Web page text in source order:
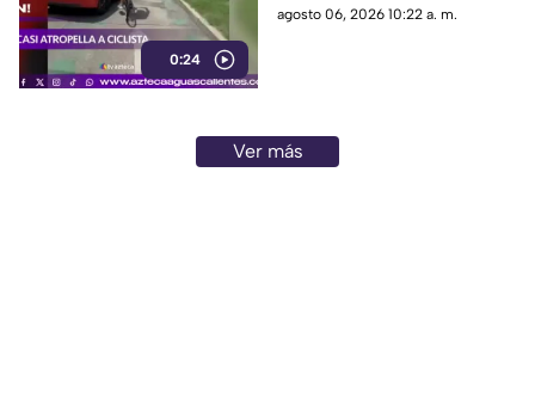
0:24
ciclovía al girar a la derecha sin
agosto 06, 2026 10:22 a. m.
Ver más